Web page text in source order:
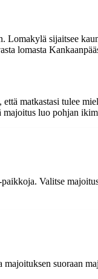
Lomakylä sijaitsee
lomasta
matkastasi tulee
majoitus luo pohjan
Valitse
majoituksen suoraan